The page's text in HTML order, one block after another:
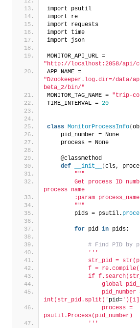
import psutil
import re
import requests
import time
import json
"http://localhost:2058/api/
"Dzookeeper.log.dir=/data/
beta_2/bin/"
MONITOR_TAG_NAME = "trip-
TIME_INTERVAL = 20
class MonitorProcessInfo(
    pid_number = None
    process = None
    @classmethod
def
__init__ (cls,
"""
Get process ID
process name
:param
        "
""
        pids = psutil.
for pid in pids:
# Find PID by
'' '
str_pid =
f =
if
global
pid_number
int(str_pid.split(' pid=
                process =
psutil.Process(pid_number)
            '
''